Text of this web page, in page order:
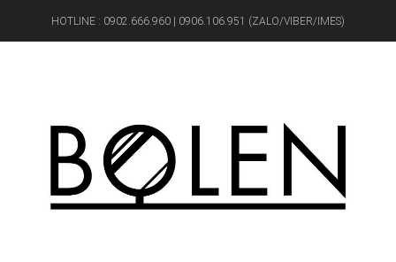
HOTLINE : 0902.666.960 | 0906.106.951 (ZALO/VIBER/IMES)